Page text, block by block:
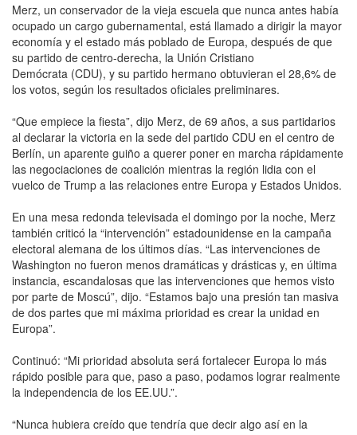
Merz, un conservador de la vieja escuela que nunca antes había
ocupado un cargo gubernamental, está llamado a dirigir la mayor
economía y el estado más poblado de Europa, después de que
su partido de centro-derecha, la Unión Cristiano
Demócrata (CDU), y su partido hermano obtuvieran el 28,6% de
los votos, según los resultados oficiales preliminares.
“Que empiece la fiesta”, dijo Merz, de 69 años, a sus partidarios
al declarar la victoria en la sede del partido CDU en el centro de
Berlín, un aparente guiño a querer poner en marcha rápidamente
las negociaciones de coalición mientras la región lidia con el
vuelco de Trump a las relaciones entre Europa y Estados Unidos.
En una mesa redonda televisada el domingo por la noche, Merz
también criticó la “intervención” estadounidense en la campaña
electoral alemana de los últimos días. “Las intervenciones de
Washington no fueron menos dramáticas y drásticas y, en última
instancia, escandalosas que las intervenciones que hemos visto
por parte de Moscú”, dijo. “Estamos bajo una presión tan masiva
de dos partes que mi máxima prioridad es crear la unidad en
Europa”.
Continuó: “Mi prioridad absoluta será fortalecer Europa lo más
rápido posible para que, paso a paso, podamos lograr realmente
la independencia de los EE.UU.”.
“Nunca hubiera creído que tendría que decir algo así en la